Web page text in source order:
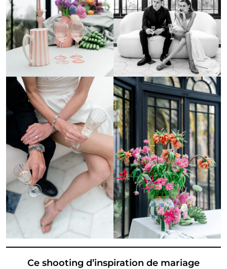
Ce shooting d’inspiration de mariage